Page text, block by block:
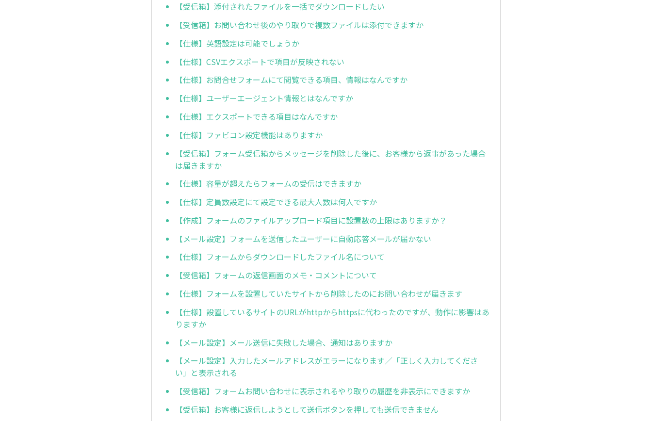
【受信箱】添付されたファイルを一括でダウンロードしたい
【受信箱】お問い合わせ後のやり取りで複数ファイルは添付できますか
【仕様】英語設定は可能でしょうか
【仕様】CSVエクスポートで項目が反映されない
【仕様】お問合せフォームにて閲覧できる項目、情報はなんですか
【仕様】ユーザーエージェント情報とはなんですか
【仕様】エクスポートできる項目はなんですか
【仕様】ファビコン設定機能はありますか
【受信箱】フォーム受信箱からメッセージを削除した後に、お客様から返事があった場合
は届きますか
【仕様】容量が超えたらフォームの受信はできますか
【仕様】定員数設定にて設定できる最大人数は何人ですか
【作成】フォームのファイルアップロード項目に設置数の上限はありますか？
【メール設定】フォームを送信したユーザーに自動応答メールが届かない
【仕様】フォームからダウンロードしたファイル名について
【受信箱】フォームの返信画面のメモ・コメントについて
【仕様】フォームを設置していたサイトから削除したのにお問い合わせが届きます
【仕様】設置しているサイトのURLがhttpからhttpsに代わったのですが、動作に影響はあ
りますか
【メール設定】メール送信に失敗した場合、通知はありますか
【メール設定】入力したメールアドレスがエラーになります／「正しく入力してくださ
い」と表示される
【受信箱】フォームお問い合わせに表示されるやり取りの履歴を非表示にできますか
【受信箱】お客様に返信しようとして送信ボタンを押しても送信できません